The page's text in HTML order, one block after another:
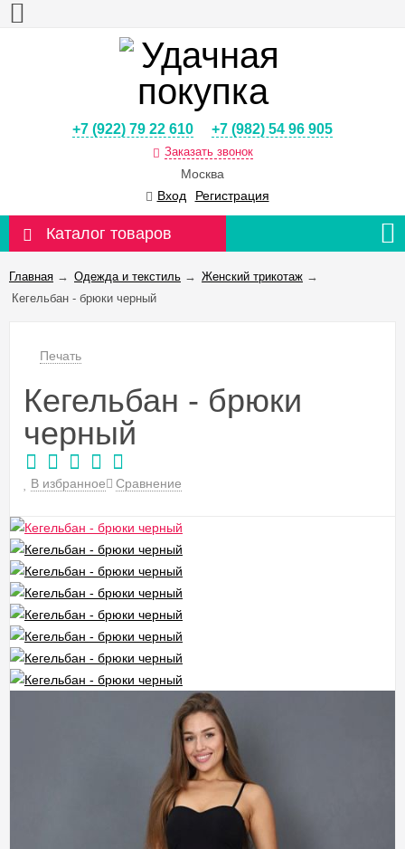
+7 (922) 79 22 610 +7 (982) 54 96 905
Заказать звонок
Москва
Вход
Регистрация
Каталог товаров
Главная → Одежда и текстиль → Женский трикотаж →
Кегельбан - брюки черный
Печать
Кегельбан - брюки
черный
В избранное Сравнение